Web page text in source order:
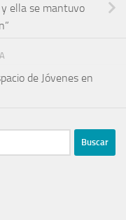
ella se mantuvo
de Jóvenes en